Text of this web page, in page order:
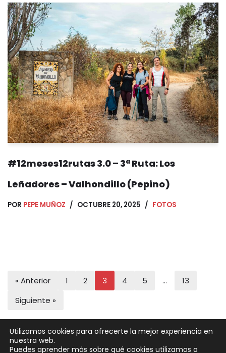
#12meses12rutas 3.0 – 3ª Ruta: Los
Leñadores – Valhondillo (Pepino)
POR PEPE MUÑOZ OCTUBRE 20, 2025 FOTOS
« Anterior 1 2 3 4 5 …
13
Siguiente »
Neve| Funciona gracias aWordPress
Utilizamos cookies para ofrecerte la mejor experiencia en
nuestra web.
Puedes aprender más sobre qué cookies utilizamos o